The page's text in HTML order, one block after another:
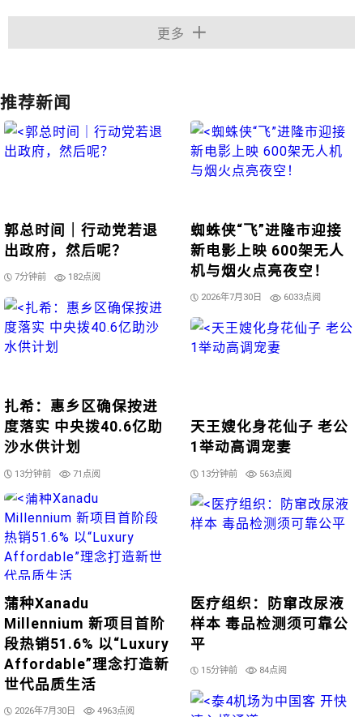
更多
推荐新闻
郭总时间｜行动党若退
出政府，然后呢？
7分钟前 182点阅
蜘蛛侠“飞”进隆市迎接
新电影上映 600架无人
机与烟火点亮夜空！
2026年7月30日 6033点阅
扎希：惠乡区确保按进
度落实 中央拨40.6亿助
沙水供计划
13分钟前 71点阅
天王嫂化身花仙子 老公
1举动高调宠妻
13分钟前 563点阅
蒲种Xanadu
Millennium 新项目首阶
段热销51.6% 以“Luxury
Affordable”理念打造新
世代品质生活
2026年7月30日 4963点阅
医疗组织：防窜改尿液
样本 毒品检测须可靠公
平
15分钟前 84点阅